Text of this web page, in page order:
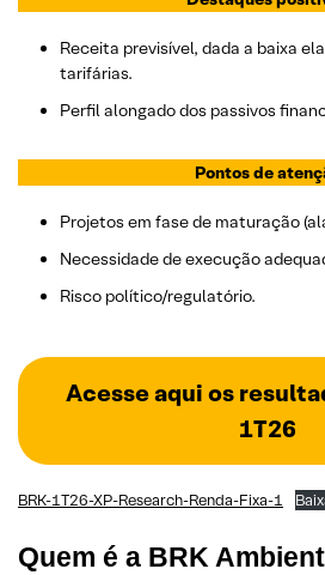
Receita previsível, dada a baixa
tarifárias.
Perfil alongado dos passivos
Pontos de
Projetos em fase de maturação
Necessidade de execução
Risco político/regulatório.
Acesse aqui os
1T26
BRK-1T26-XP-Research-Renda-Fixa-1
Quem é a BRK